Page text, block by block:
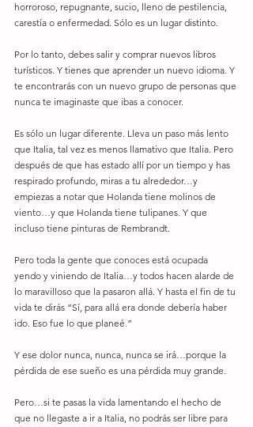
horroroso, repugnante, sucio, lleno de pestilencia,
carestía o enfermedad. Sólo es un lugar distinto.
Por lo tanto, debes salir y comprar nuevos libros
turísticos. Y tienes que aprender un nuevo idioma. Y
te encontrarás con un nuevo grupo de personas que
nunca te imaginaste que ibas a conocer.
Es sólo un lugar diferente. Lleva un paso más lento
que Italia, tal vez es menos llamativo que Italia. Pero
después de que has estado allí por un tiempo y has
respirado profundo, miras a tu alrededor…y
empiezas a notar que Holanda tiene molinos de
viento…y que Holanda tiene tulipanes. Y que
incluso tiene pinturas de Rembrandt.
Pero toda la gente que conoces está ocupada
yendo y viniendo de Italia…y todos hacen alarde de
lo maravilloso que la pasaron allá. Y hasta el fin de tu
vida te dirás “Sí, para allá era donde debería haber
ido. Eso fue lo que planeé.”
Y ese dolor nunca, nunca, nunca se irá…porque la
pérdida de ese sueño es una pérdida muy grande.
Pero…si te pasas la vida lamentando el hecho de
que no llegaste a ir a Italia, no podrás ser libre para